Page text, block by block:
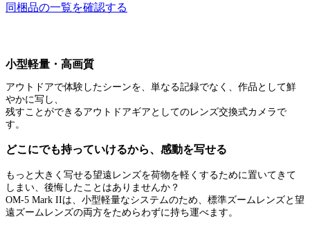
同梱品の一覧を確認する
小型軽量・高画質
アウトドアで体験したシーンを、単なる記録でなく、作品として鮮
やかに写し、
残すことができるアウトドアギアとしてのレンズ交換式カメラで
す。
どこにでも持っていけるから、感動を写せる
もっと大きく写せる望遠レンズを荷物を軽くするために置いてきて
しまい、後悔したことはありませんか？
OM-5 Mark IIは、小型軽量なシステムのため、標準ズームレンズと望
遠ズームレンズの両方をためらわずに持ち運べます。